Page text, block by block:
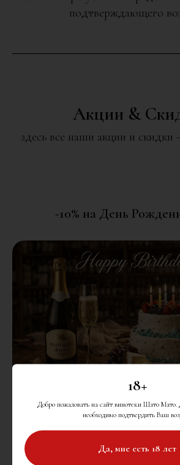
18+
Добро пожаловать на сайт винотеки Шато Мато.
необходимо подтвердить Ваш
Да, мне есть 18 лет
подтверждающего
Акции &
здесь все наши акции и скидки
-10% на День
Именинникам скидка 10% на весь ассортимент